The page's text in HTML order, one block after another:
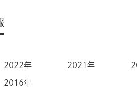
2022年 2021年
2016年